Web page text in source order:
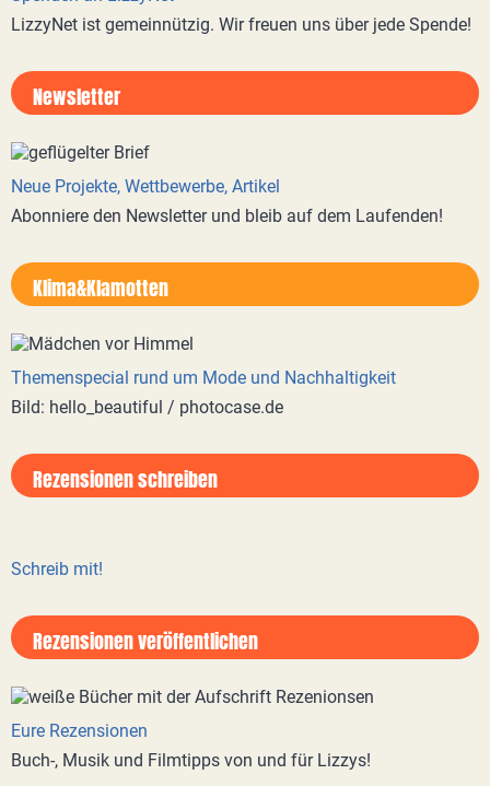
LizzyNet ist gemeinnützig. Wir freuen uns über jede Spende!
Newsletter
Neue Projekte, Wettbewerbe, Artikel
Abonniere den Newsletter und bleib auf dem Laufenden!
Klima&Klamotten
Themenspecial rund um Mode und Nachhaltigkeit
Bild: hello_beautiful / photocase.de
Rezensionen schreiben
Schreib mit!
Rezensionen veröffentlichen
Eure Rezensionen
Buch-, Musik und Filmtipps von und für Lizzys!